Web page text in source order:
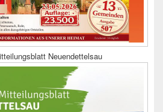
Neuendettelsau